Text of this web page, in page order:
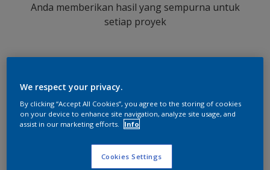
Anda memberikan hasil yang sempurna untuk
setiap proyek
We respect your privacy.
By clicking “Accept All Cookies”, you agree to the storing of cookies
on your device to enhance site navigation, analyze site usage, and
assist in our marketing efforts.
Info
Cookies Settings